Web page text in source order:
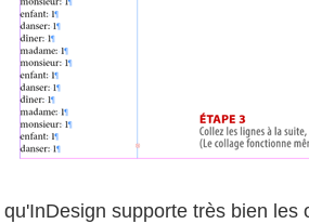
qu'InDesign supporte très bien les